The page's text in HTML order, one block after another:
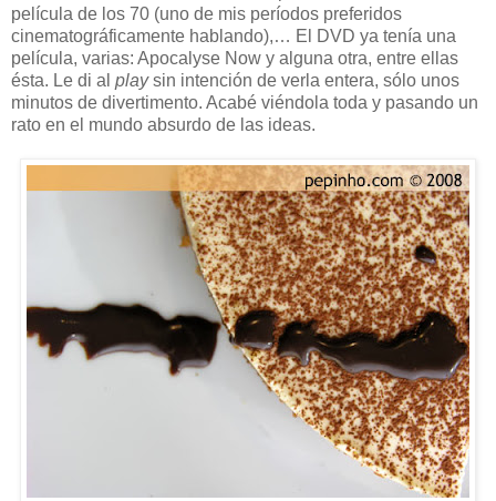
película de los 70 (uno de mis períodos preferidos
cinematográficamente hablando),… El DVD ya tenía una
película, varias: Apocalyse Now y alguna otra, entre ellas
ésta. Le di al playsin intención de verla entera, sólo unos
minutos de divertimento. Acabé viéndola toda y pasando un
rato en el mundo absurdo de las ideas.